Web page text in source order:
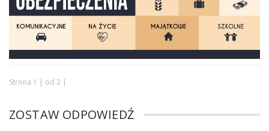
Strona 1 | od 2 |
ZOSTAW ODPOWIEDŹ